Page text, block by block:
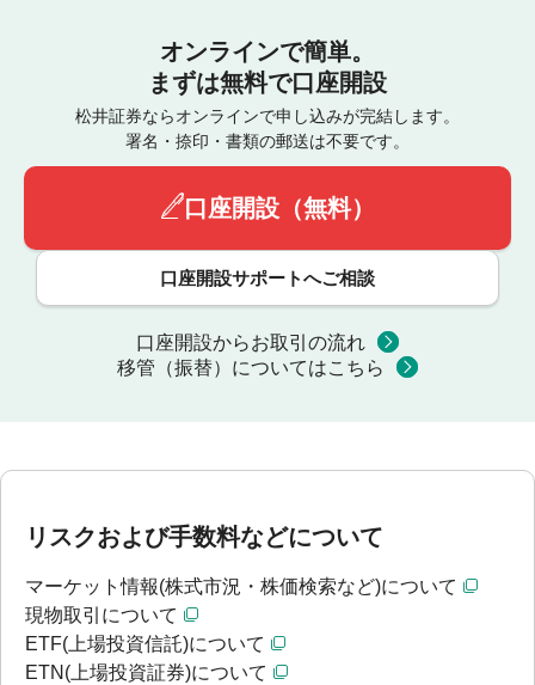
オンラインで簡単。
まずは無料で口座開設
松井証券ならオンラインで申し込みが完結します。
署名・捺印・書類の郵送は不要です。
口座開設（無料）
口座開設サポートへご相談
口座開設からお取引の流れ
移管（振替）についてはこちら
リスクおよび手数料などについて
マーケット情報(株式市況・株価検索など)について
現物取引について
ETF(上場投資信託)について
ETN(上場投資証券)について